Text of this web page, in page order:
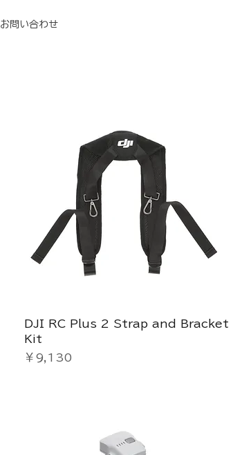
お問い合わせ
DJI RC Plus 2 Strap and Bracket
Kit
価格
￥9,130